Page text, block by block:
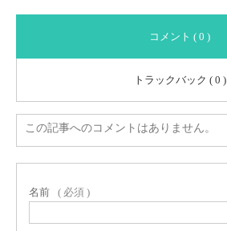
コメント ( 0 )
トラックバック ( 0 )
この記事へのコメントはありません。
名前 ( 必須 )